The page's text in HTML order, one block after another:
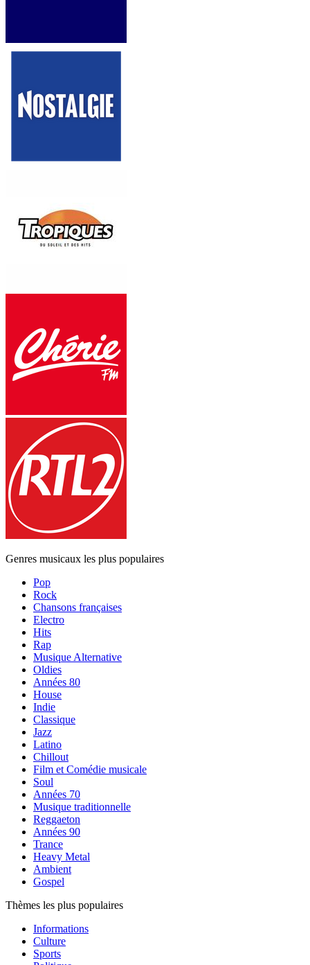
Genres musicaux les plus populaires
Pop
Rock
Chansons françaises
Electro
Hits
Rap
Musique Alternative
Oldies
Années 80
House
Indie
Classique
Jazz
Latino
Chillout
Film et Comédie musicale
Soul
Années 70
Musique traditionnelle
Reggaeton
Années 90
Trance
Heavy Metal
Ambient
Gospel
Thèmes les plus populaires
Informations
Culture
Sports